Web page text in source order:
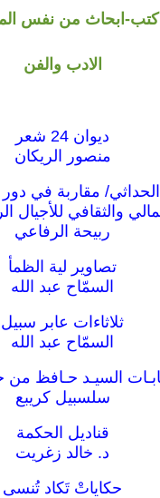
كتب-ابحاث من نفس
الادب والفن
ديوان 24 شعر
منصور الريكان
مقاربة في
مالي والثقافي للأجيال
ربيحة الرفاعي
تصاوير لية الظمأ
السمّاح عبد الله
ثلاثاءات عابر سبيل
السمّاح عبد الله
السيـد حـافظ
سلسبيل كريبع
قناديل الحكمة
د. خالد زغريت
حكاياتْ تَكاد تُنسى